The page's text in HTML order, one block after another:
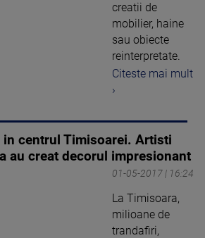
creatii de
mobilier, haine
sau obiecte
reinterpretate.
Citeste mai mult
›
in centrul Timisoarei. Artisti
au creat decorul impresionant
01-05-2017 | 16:24
La Timisoara,
milioane de
trandafiri,